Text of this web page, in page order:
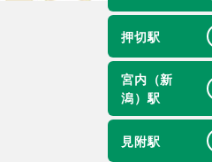
押切駅
宮内（新
潟）駅
見附駅